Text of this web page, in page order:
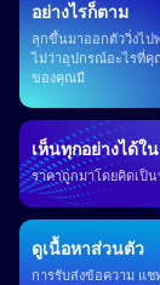
อย่างไรก็ตาม
ลุกขึ้นมาออกตัววิ่งไป
ไม่ว่าอุปกรณ์อะไรที่คุ
ของคุณมี
ดูเนื้อหาส่วนตัว
การรับส่งข้อความ แช
เห็นทุกอย่างได้ใ
ราคาถูกมาโดยคิดเป็